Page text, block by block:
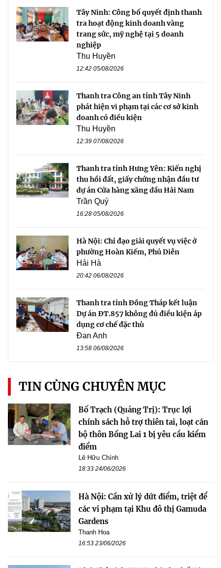
Tây Ninh: Công bố quyết định thanh
tra hoạt động kinh doanh vàng
trang sức, mỹ nghệ tại 5 doanh
nghiệp
Thu Huyền
12:42 05/08/2026
Thanh tra Công an tỉnh Tây Ninh
phát hiện vi phạm tại các cơ sở kinh
doanh có điều kiện
Thu Huyền
12:39 07/08/2026
Thanh tra tỉnh Hưng Yên: Kiến nghị
thu hồi đất, giấy chứng nhận đầu tư
dự án Cửa hàng xăng dầu Hải Nam
Trần Quý
16:28 05/08/2026
Hà Nội: Chỉ đạo giải quyết vụ việc ở
phường Hoàn Kiếm, Phú Diễn
Hải Hà
20:42 06/08/2026
Thanh tra tỉnh Đồng Tháp kết luận
Dự án ĐT.857 không đủ điều kiện áp
dụng cơ chế đặc thù
Đan Anh
13:58 06/08/2026
TIN CÙNG CHUYÊN MỤC
Bố Trạch (Quảng Trị): Trục lợi
chính sách hỗ trợ thiên tai, loạt cán
bộ thôn Bồng Lai 1 bị yêu cầu kiểm
điểm
Lê Hữu Chính
18:33 24/06/2026
Hà Nội: Cần xử lý dứt điểm, triệt để
các vi phạm tại Khu đô thị Gamuda
Gardens
Thanh Hoa
16:53 23/06/2026